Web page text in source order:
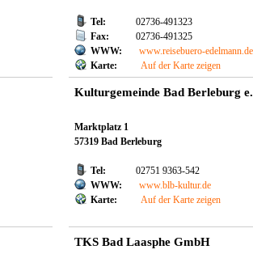
Tel:
02736-491323
Fax:
02736-491325
WWW:
www.reisebuero-edelmann.de
Karte:
Auf der Karte zeigen
Kulturgemeinde Bad Berleburg
Marktplatz 1
57319 Bad Berleburg
Tel:
02751 9363-542
WWW:
www.blb-kultur.de
Karte:
Auf der Karte zeigen
TKS Bad Laasphe GmbH